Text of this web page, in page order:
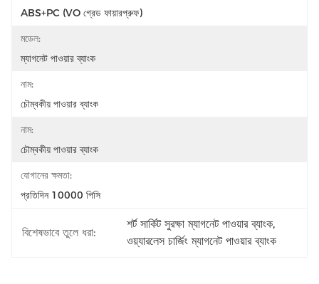
ABS+PC (VO গ্রেড ফায়ারপ্রুফ)
মডেল:
ম্যাগনেট পাওয়ার ব্যাংক
নাম:
চৌম্বকীয় পাওয়ার ব্যাংক
নাম:
চৌম্বকীয় পাওয়ার ব্যাংক
যোগানের ক্ষমতা:
প্রতিদিন 10000 পিসি
বিশেষভাবে তুলে ধরা:
শর্ট সার্কিট সুরক্ষা ম্যাগনেট পাওয়ার ব্যাংক,
ওয়্যারলেস চার্জিং ম্যাগনেট পাওয়ার ব্যাংক